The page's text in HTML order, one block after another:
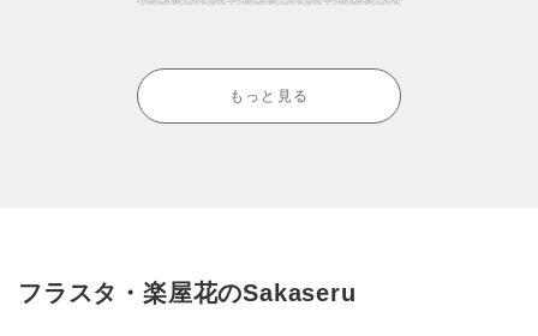
もっと見る
フラスタ・楽屋花のSakaseru